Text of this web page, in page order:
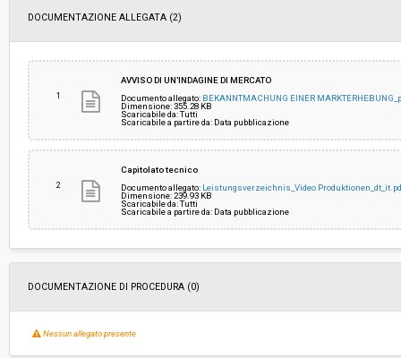
Svolgimento:
Importo a base di gara soggetto a
ribasso:
Costi di sicurezza non soggetti a
ribasso:
DOCUMENTAZIONE ALLEGATA (2)
1
AVVISO DI UN’INDAGINE DI MERCATO
Documento allegato: BEKANNTMACHUNG EINER
Dimensione: 355.28 KB
Scaricabile da: Tutti
Scaricabile a partire da: Data pubblicazione
2
Capitolato tecnico
Documento allegato: Leistungsverzeichnis_Video
Dimensione: 239.93 KB
Scaricabile da: Tutti
Scaricabile a partire da: Data pubblicazione
DOCUMENTAZIONE DI PROCEDURA (0)
Nessun allegato presente